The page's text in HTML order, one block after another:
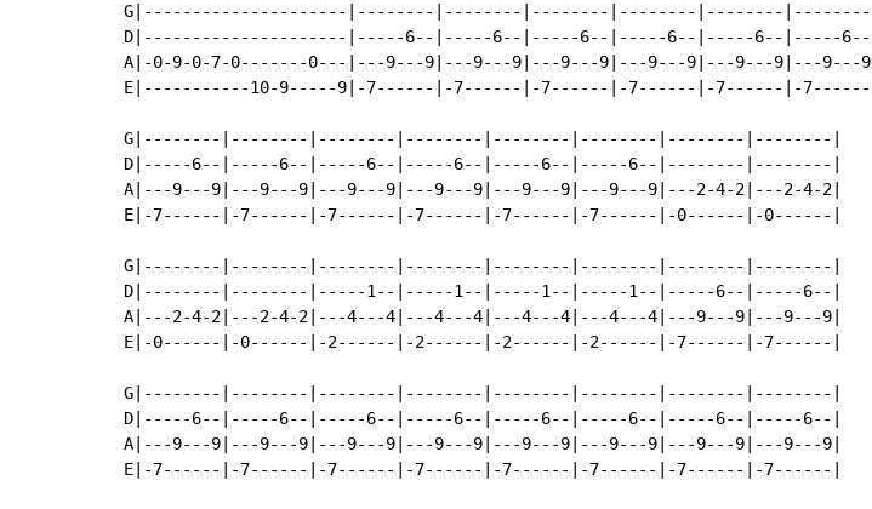
G|---------------------|--------|--------|--------|--------|--------|--------|
D|---------------------|-----6--|-----6--|-----6--|-----6--|-----6--|-----6--|
A|-0-9-0-7-0-------0---|---9---9|---9---9|---9---9|---9---9|---9---9|---9---9|
E|-----------10-9-----9|-7------|-7------|-7------|-7------|-7------|-7------|
G|--------|--------|--------|--------|--------|--------|--------|--------|
D|-----6--|-----6--|-----6--|-----6--|-----6--|-----6--|--------|--------|
A|---9---9|---9---9|---9---9|---9---9|---9---9|---9---9|---2-4-2|---2-4-2|
E|-7------|-7------|-7------|-7------|-7------|-7------|-0------|-0------|
G|--------|--------|--------|--------|--------|--------|--------|--------|
D|--------|--------|-----1--|-----1--|-----1--|-----1--|-----6--|-----6--|
A|---2-4-2|---2-4-2|---4---4|---4---4|---4---4|---4---4|---9---9|---9---9|
E|-0------|-0------|-2------|-2------|-2------|-2------|-7------|-7------|
G|--------|--------|--------|--------|--------|--------|--------|--------|
D|-----6--|-----6--|-----6--|-----6--|-----6--|-----6--|-----6--|-----6--|
A|---9---9|---9---9|---9---9|---9---9|---9---9|---9---9|---9---9|---9---9|
E|-7------|-7------|-7------|-7------|-7------|-7------|-7------|-7------|